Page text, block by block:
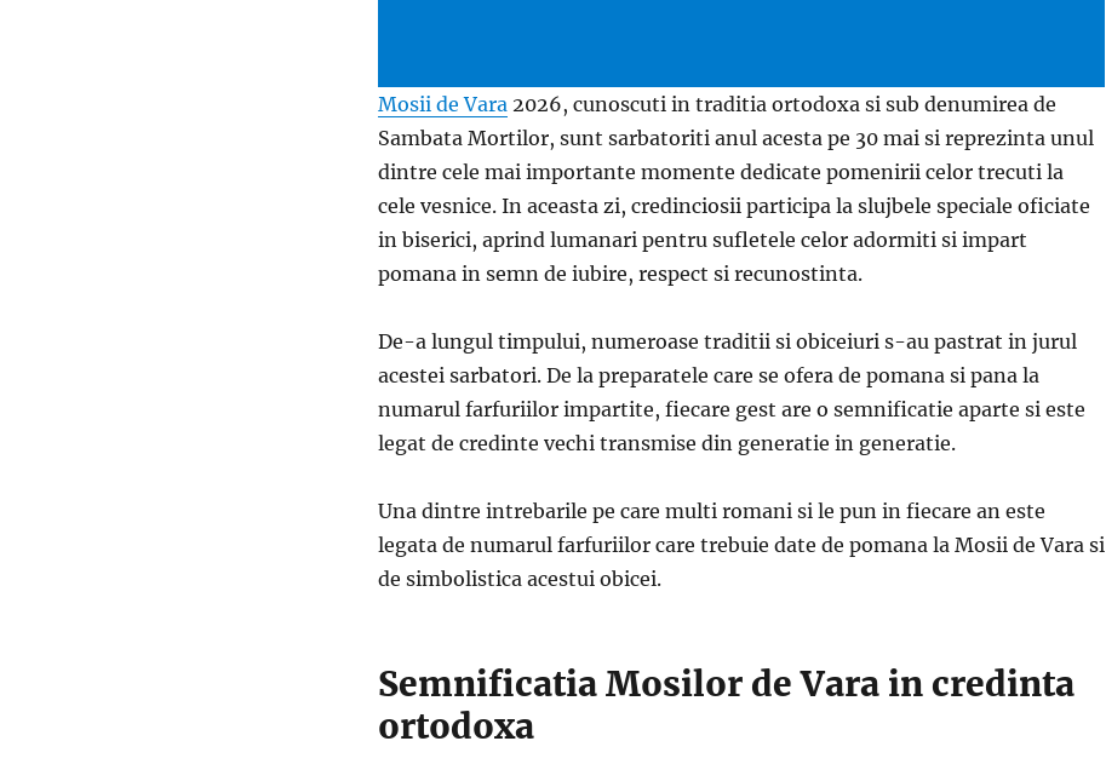
Mosii de Vara 2026, cunoscuti in traditia ortodoxa si sub denumirea de
Sambata Mortilor, sunt sarbatoriti anul acesta pe 30 mai si reprezinta unul
dintre cele mai importante momente dedicate pomenirii celor trecuti la
cele vesnice. In aceasta zi, credinciosii participa la slujbele speciale oficiate
in biserici, aprind lumanari pentru sufletele celor adormiti si impart
pomana in semn de iubire, respect si recunostinta.
De-a lungul timpului, numeroase traditii si obiceiuri s-au pastrat in jurul
acestei sarbatori. De la preparatele care se ofera de pomana si pana la
numarul farfuriilor impartite, fiecare gest are o semnificatie aparte si este
legat de credinte vechi transmise din generatie in generatie.
Una dintre intrebarile pe care multi romani si le pun in fiecare an este
legata de numarul farfuriilor care trebuie date de pomana la Mosii de Vara si
de simbolistica acestui obicei.
Semnificatia Mosilor de Vara in credinta
ortodoxa